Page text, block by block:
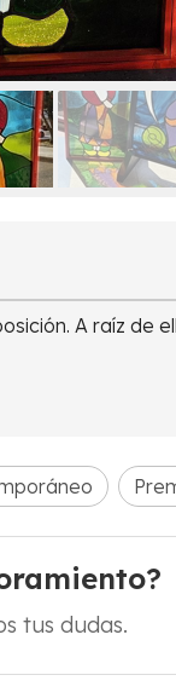
A raíz
tus dudas.